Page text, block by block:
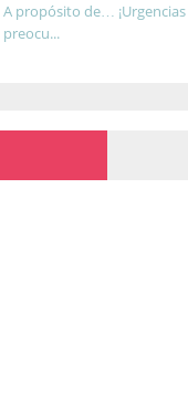
A propósito de…
preocu...